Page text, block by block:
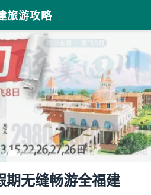
旅游攻略
期无缝畅游全福建